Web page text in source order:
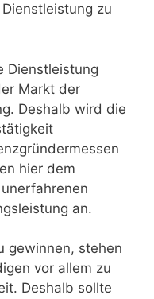
zu
Dienstleistung
Markt der
Deshalb wird die
hier dem
an.
gewinnen, stehen
vor allem zu
Deshalb sollte